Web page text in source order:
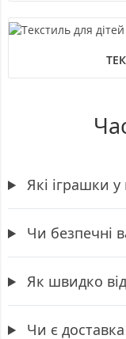
Які іграшки
Чи безпечні
Як швидко
Чи є доставка